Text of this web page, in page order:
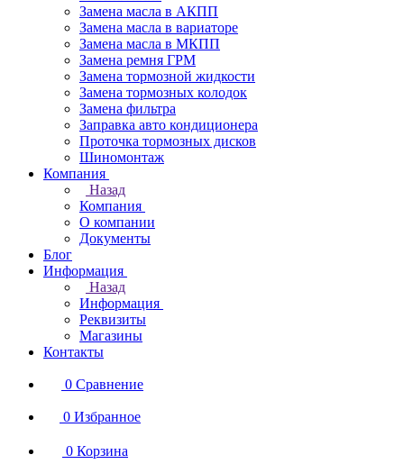
Замена масла в АКПП
Замена масла в вариаторе
Замена масла в МКПП
Замена ремня ГРМ
Замена тормозной жидкости
Замена тормозных колодок
Замена фильтра
Заправка авто кондиционера
Проточка тормозных дисков
Шиномонтаж
Компания
Назад
Компания
О компании
Документы
Блог
Информация
Назад
Информация
Реквизиты
Магазины
Контакты
0 Сравнение
0 Избранное
0 Корзина